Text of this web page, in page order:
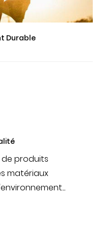
Durable
de produits
matériaux